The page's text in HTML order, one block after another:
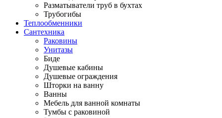
Разматыватели труб в бухтах
Трубогибы
Теплообменники
Сантехника
Раковины
Унитазы
Биде
Душевые кабины
Душевые ограждения
Шторки на ванну
Ванны
Мебель для ванной комнаты
Тумбы с раковиной